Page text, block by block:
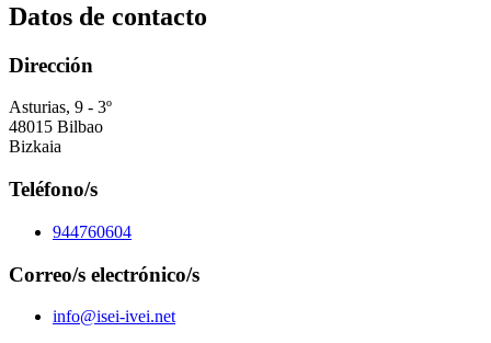
Datos de contacto
Dirección
Asturias, 9 - 3º
48015 Bilbao
Bizkaia
Teléfono/s
944760604
Correo/s electrónico/s
info@isei-ivei.net